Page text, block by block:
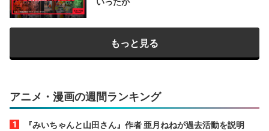
もっと見る
アニメ・漫画の週間ランキング
『みいちゃんと山田さん』作者 亜月ねねが過去活動を説明